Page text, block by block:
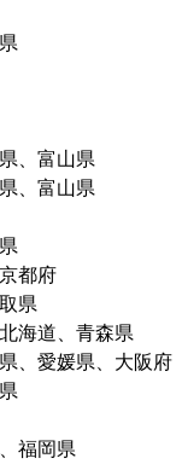
、富山県
、富山県
都府
県
海道、青森県
、愛媛県、大阪府
福岡県